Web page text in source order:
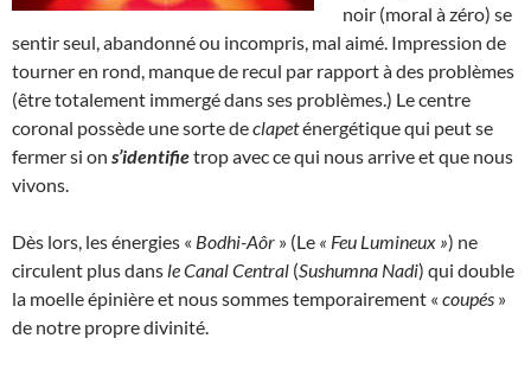
noir (moral à zéro) se
sentir seul, abandonné ou incompris, mal aimé. Impression de
tourner en rond, manque de recul par rapport à des problèmes
(être totalement immergé dans ses problèmes.) Le centre
coronal possède une sorte declapeténergétique qui peut se
fermer si on s’identifietrop avec ce qui nous arrive et que nous
vivons.
Dès lors, les énergies « Bodhi-Aôr » (Le « Feu Lumineux ») ne
circulent plus dans le Canal Central (Sushumna Nadi) qui double
la moelle épinière et nous sommes temporairement « coupés »
de notre propre divinité.